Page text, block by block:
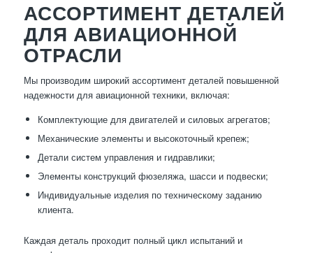
АССОРТИМЕНТ ДЕТАЛЕЙ
ДЛЯ АВИАЦИОННОЙ
ОТРАСЛИ
Мы производим широкий ассортимент деталей повышенной
надежности для авиационной техники, включая:
Комплектующие для двигателей и силовых агрегатов;
Механические элементы и высокоточный крепеж;
Детали систем управления и гидравлики;
Элементы конструкций фюзеляжа, шасси и подвески;
Индивидуальные изделия по техническому заданию
клиента.
Каждая деталь проходит полный цикл испытаний и